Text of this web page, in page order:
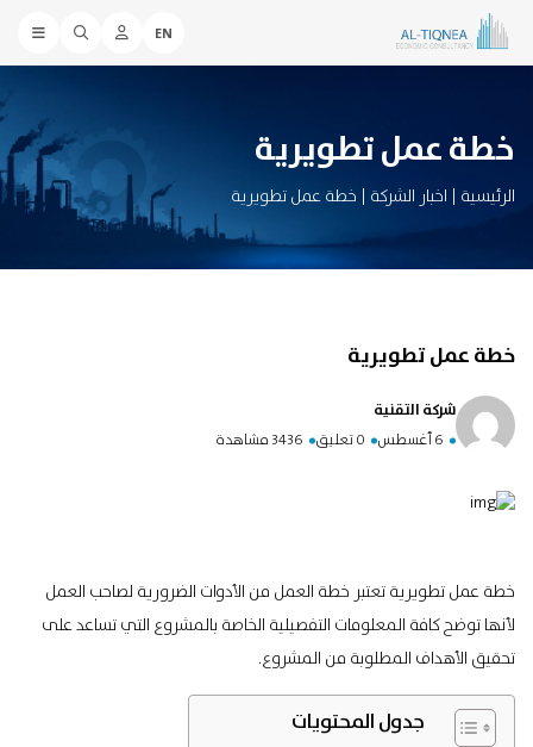
EN
خطة عمل تطويرية
الرئيسية | اخبار الشركة | خطة عمل تطويرية
خطة عمل تطويرية
شركة التقنية
6 أغسطس 0 تعليق 3436 مشاهدة
خطة عمل تطويرية تعتبر خطة العمل من الأدوات الضرورية لصاحب العمل
لأنها توضح كافة المعلومات التفصيلية الخاصة بالمشروع التي تساعد على
تحقيق الأهداف المطلوبة من المشروع.
جدول المحتويات